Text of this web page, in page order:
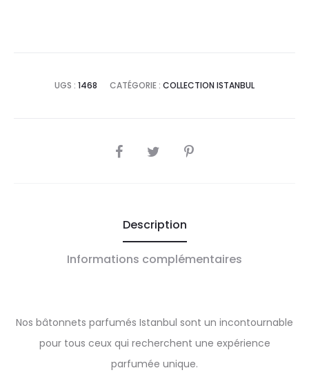
UGS : 1468 CATÉGORIE : COLLECTION ISTANBUL
SHARE
Description
Informations complémentaires
Nos bâtonnets parfumés Istanbul sont un incontournable
pour tous ceux qui recherchent une expérience
parfumée unique.